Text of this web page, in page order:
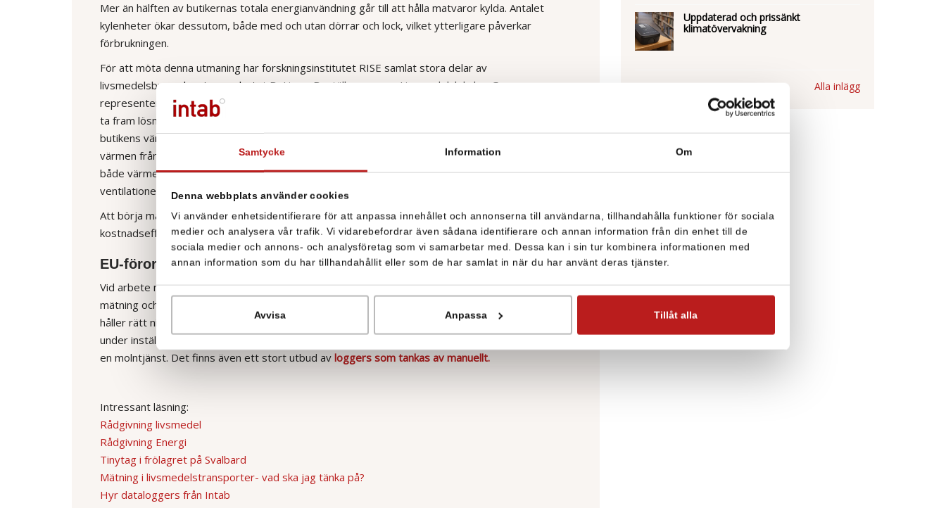
Samtycke Information Om
Denna webbplats använder cookies
Vi använder enhetsidentifierare för att anpassa innehållet och annonserna till användarna, tillhandahålla funktioner för sociala
medier och analysera vår trafik. Vi vidarebefordrar även sådana identifierare och annan information från din enhet till de
sociala medier och annons- och analysföretag som vi samarbetar med. Dessa kan i sin tur kombinera informationen med
annan information som du har tillhandahållit eller som de har samlat in när du har använt deras tjänster.
Avvisa Anpassa Tillåt alla
Mer än hälften av butikernas totala energianvändning går till att hålla matvaror kylda. Antalet
kylenheter ökar dessutom, både med och utan dörrar och lock, vilket ytterligare påverkar
förbrukningen.
För att möta denna utmaning har forskningsinstitutet RISE samlat stora delar av
livsmedelsbranschen i samarbetet BeLivs – Beställargruppen Livsmedelslokaler. Gruppen
representerar omkring 90 procent av Sveriges dagligvaruhandel och har som mål att gemensamt
ta fram lösningar för att sänka energianvändningen. Enligt BeLivs resultat är samspelet mellan
butikens värme- och kylsystem avgörande. Genom att låta systemen arbeta tillsammans – där
värmen från inomhusluften kan användas för att minska kylbehovet i diskarna och vice versa – kan
både värme och kyla utnyttjas mer effektivt. Om butiker dessutom tar hänsyn till den ofrivilliga
ventilationen genom dörrar och portar kan energianvändningen minska med upp till 50 procent.
Att börja mäta är alltså inte bara ett första steg, utan också nyckeln till en mer hållbar och
kostnadseffektiv drift.
EU-förordningar styr
Vid arbete med livsmedel styrs företag av EU-förordningar och branschriktlinjer som kräver
mätning och registrering. Med rätt temperatur sparas också energi. Se till att frys- och kyldiskar
håller rätt nivåer. Genom att
fjärrmätakan larm genereras om temperaturerna går över eller
under inställda gränser. Fördelen med fjärrövervakning är också att temperaturerna kan följas via
en molntjänst. Det finns även ett stort utbud av loggers som tankas av manuellt.
Intressant läsning:
Rådgivning livsmedel
Rådgivning Energi
Tinytag i frölagret på Svalbard
Mätning i livsmedelstransporter- vad ska jag tänka på?
Hyr dataloggers från Intab
Uppdaterad och prissänkt
klimatövervakning
Alla inlägg